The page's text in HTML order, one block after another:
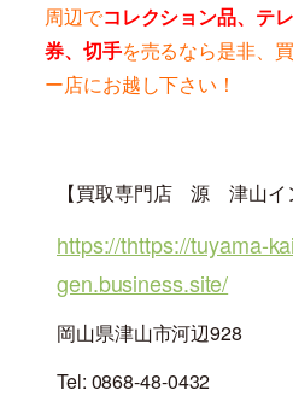
周辺でコレクション品、テ
券、切手を売るなら是非、
ー店にお越し下さい！
【買取専門店 源 津山イ
https://thttps://tuyama-
gen.business.site/
岡山県津山市河辺928
Tel: 0868-48-0432